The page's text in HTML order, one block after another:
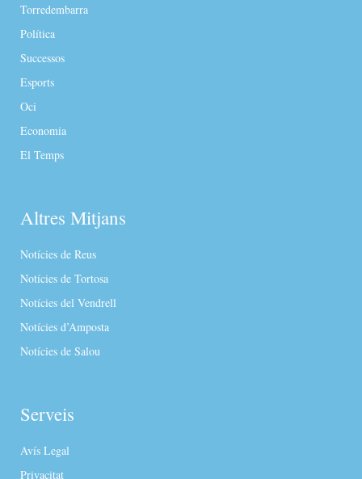
Torredembarra
Política
Successos
Esports
Oci
Economia
El Temps
Altres Mitjans
Notícies de Reus
Notícies de Tortosa
Notícies del Vendrell
Notícies d’Amposta
Notícies de Salou
Serveis
Avís Legal
Privacitat